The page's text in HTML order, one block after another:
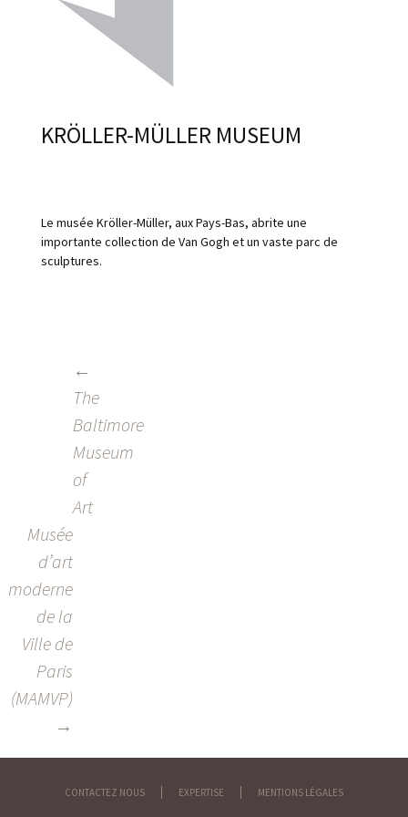
KRÖLLER-MÜLLER MUSEUM
Le musée Kröller-Müller, aux Pays-Bas, abrite une
importante collection de Van Gogh et un vaste parc de
sculptures.
NAVIGATION
ARTICLES
←
The
Baltimore
Museum
of
Art
Musée
d’art
moderne
de la
Ville de
Paris
(MAMVP)
→
CONTACTEZ NOUS EXPERTISE MENTIONS LÉGALES